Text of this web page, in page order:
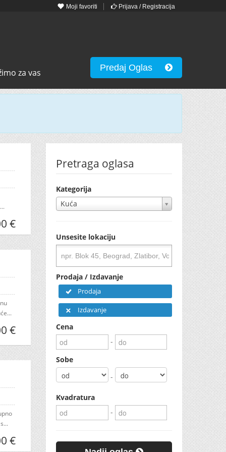
Moji favoriti Prijava / Registracija
za vas Predaj Oglas
€
€
€
Pretraga oglasa
Kategorija
Kuća
Unsesite lokaciju
Prodaja / Izdavanje
Prodaja
Izdavanje
Cena
-
Sobe
-
Kvadratura
-